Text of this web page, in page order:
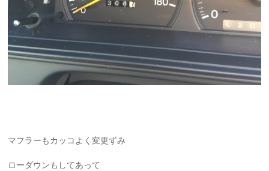
マフラーもカッコよく変更ずみ
ローダウンもしてあって